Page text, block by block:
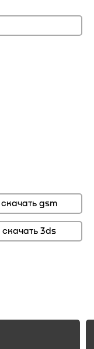
скачать gsm
скачать 3ds